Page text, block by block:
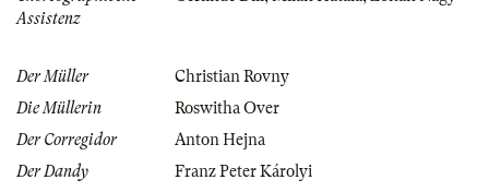
Assistenz
Der Müller
Christian Rovny
Die Müllerin
Roswitha Over
Der Corregidor
Anton Hejna
Der Dandy
Franz Peter Károlyi